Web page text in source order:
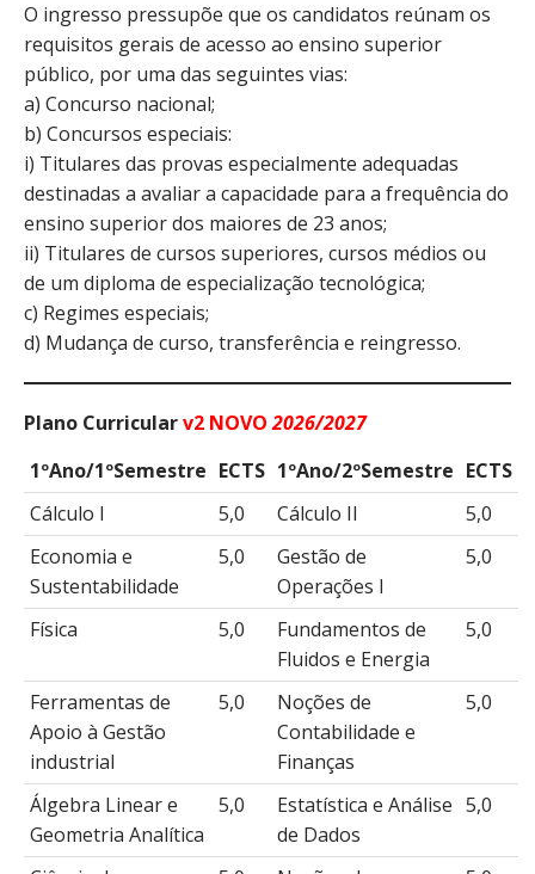
O ingresso pressupõe que os candidatos reúnam os
requisitos gerais de acesso ao ensino superior
público, por uma das seguintes vias:
a) Concurso nacional;
b) Concursos especiais:
i) Titulares das provas especialmente adequadas
destinadas a avaliar a capacidade para a frequência do
ensino superior dos maiores de 23 anos;
ii) Titulares de cursos superiores, cursos médios ou
de um diploma de especialização tecnológica;
c) Regimes especiais;
d) Mudança de curso, transferência e reingresso.
Plano Curricularv2 NOVO2026/2027
1ºAno/1ºSemestre ECTS 1ºAno/2ºSemestre ECTS
Cálculo I
5,0 Cálculo II
5,0
Economia e
Sustentabilidade
5,0
Gestão de
Operações I
5,0
Física 5,0
Fundamentos de
Fluidos e Energia
5,0
Ferramentas de
Apoio à Gestão
industrial
5,0
Noções de
Contabilidade e
Finanças
5,0
Álgebra Linear e
Geometria Analítica
5,0
Estatística e Análise
de Dados
5,0